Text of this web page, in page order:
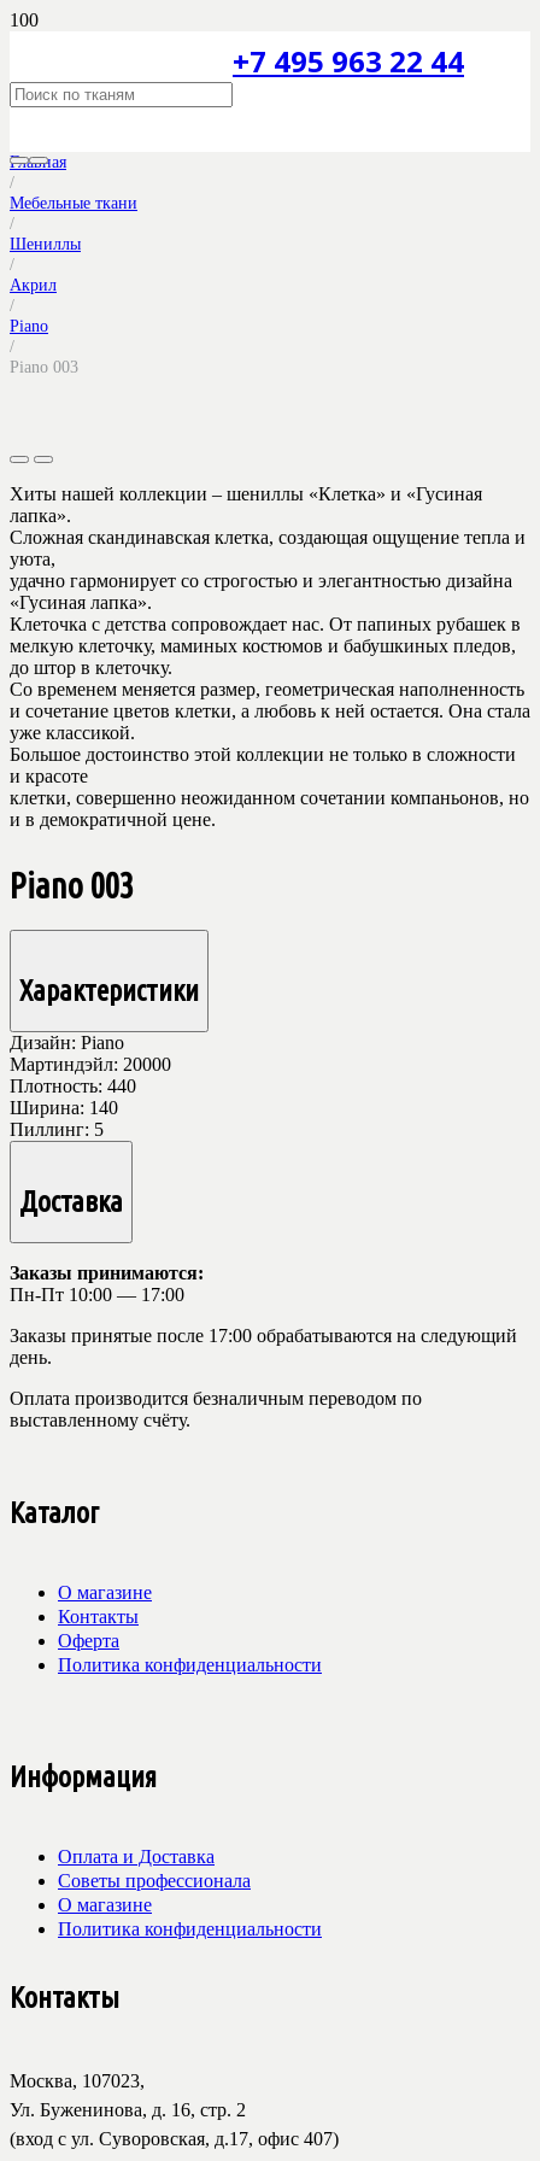
+7 495 963 22 44
Главная
/
Мебельные ткани
/
Шениллы
/
Акрил
/
Piano
/
Piano 003
Хиты нашей коллекции – шениллы «Клетка» и «Гусиная
лапка».
Сложная скандинавская клетка, создающая ощущение тепла и
уюта,
удачно гармонирует со строгостью и элегантностью дизайна
«Гусиная лапка».
Клеточка с детства сопровождает нас. От папиных рубашек в
мелкую клеточку, маминых костюмов и бабушкиных пледов,
до штор в клеточку.
Со временем меняется размер, геометрическая наполненность
и сочетание цветов клетки, а любовь к ней остается. Она стала
уже классикой.
Большое достоинство этой коллекции не только в сложности
и красоте
клетки, совершенно неожиданном сочетании компаньонов, но
и в демократичной цене.
Piano 003
Характеристики
Дизайн: Piano
Мартиндэйл: 20000
Плотность: 440
Ширина: 140
Пиллинг: 5
Доставка
Заказы принимаются:
Пн-Пт 10:00 — 17:00
Заказы принятые после 17:00 обрабатываются на следующий
день.
Оплата производится безналичным переводом по
выставленному счёту.
Каталог
О магазине
Контакты
Оферта
Политика конфиденциальности
Информация
Оплата и Доставка
Советы профессионала
О магазине
Политика конфиденциальности
Контакты
Москва, 107023,
Ул. Буженинова, д. 16, стр. 2
(вход с ул. Суворовская, д.17, офис 407)